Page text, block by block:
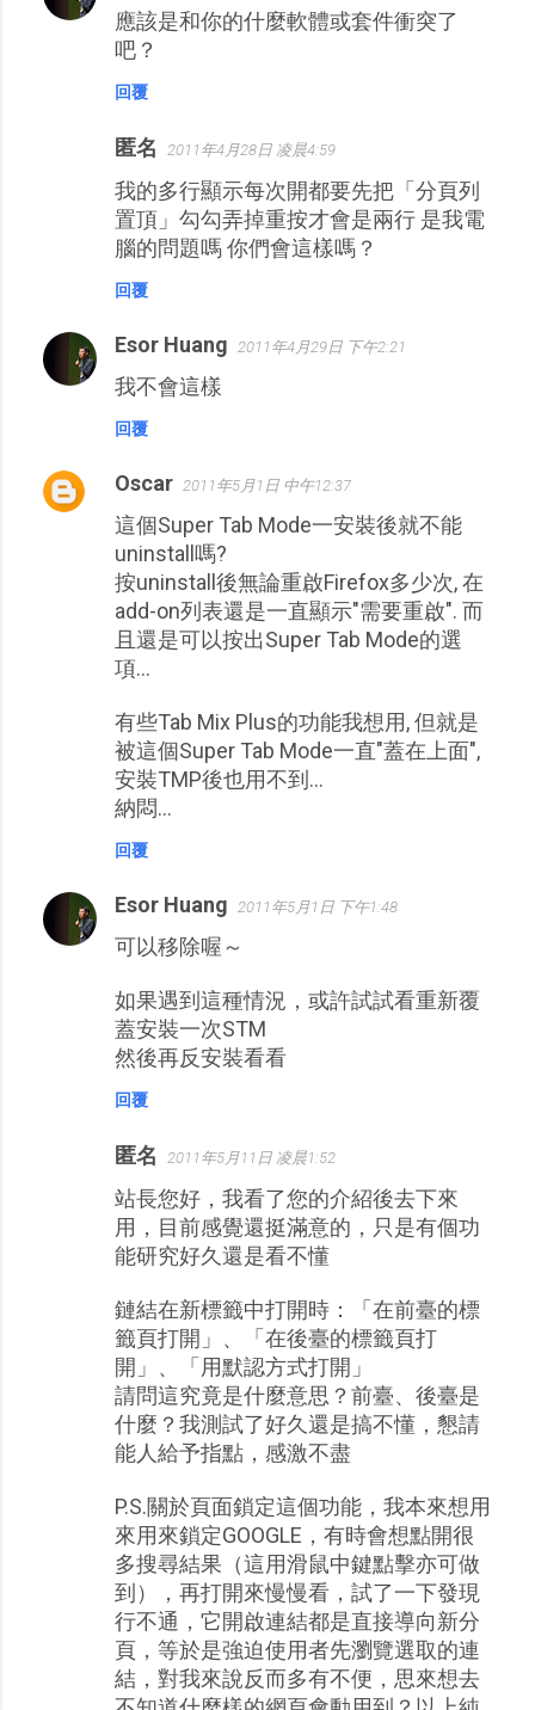
應該是和你的什麼軟體或套件衝突了
吧？
回覆
匿名 2011年4月28日 凌晨4:59
我的多行顯示每次開都要先把「分頁列
置頂」勾勾弄掉重按才會是兩行 是我電
腦的問題嗎 你們會這樣嗎？
回覆
Esor Huang 2011年4月29日 下午2:21
我不會這樣
回覆
Oscar 2011年5月1日 中午12:37
這個Super Tab Mode一安裝後就不能
uninstall嗎?
按uninstall後無論重啟Firefox多少次, 在
add-on列表還是一直顯示"需要重啟". 而
且還是可以按出Super Tab Mode的選
項...
有些Tab Mix Plus的功能我想用, 但就是
被這個Super Tab Mode一直"蓋在上面",
安裝TMP後也用不到...
納悶...
回覆
Esor Huang 2011年5月1日 下午1:48
可以移除喔～
如果遇到這種情況，或許試試看重新覆
蓋安裝一次STM
然後再反安裝看看
回覆
匿名 2011年5月11日 凌晨1:52
站長您好，我看了您的介紹後去下來
用，目前感覺還挺滿意的，只是有個功
能研究好久還是看不懂
鏈結在新標籤中打開時：「在前臺的標
籤頁打開」、「在後臺的標籤頁打
開」、「用默認方式打開」
請問這究竟是什麼意思？前臺、後臺是
什麼？我測試了好久還是搞不懂，懇請
能人給予指點，感激不盡
P.S.關於頁面鎖定這個功能，我本來想用
來用來鎖定GOOGLE，有時會想點開很
多搜尋結果（這用滑鼠中鍵點擊亦可做
到），再打開來慢慢看，試了一下發現
行不通，它開啟連結都是直接導向新分
頁，等於是強迫使用者先瀏覽選取的連
結，對我來說反而多有不便，思來想去